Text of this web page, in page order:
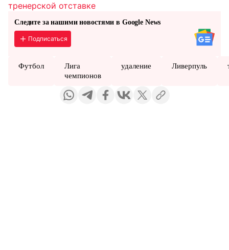
тренерской отставке
Следите за нашими новостями в Google News
Подписаться
Футбол
Лига
чемпионов
удаление Ливерпуль